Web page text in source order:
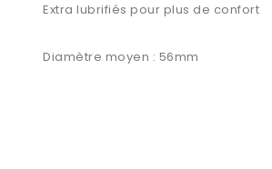
Extra lubrifiés pour plus de confort
Diamètre moyen : 56mm